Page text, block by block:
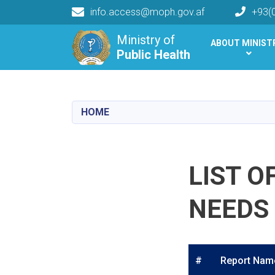
Ministry of
Public Health
info.access@moph.gov.af
Main navigation
Public Health
ABOUT
HOME
LIST
NEEDS
# Report